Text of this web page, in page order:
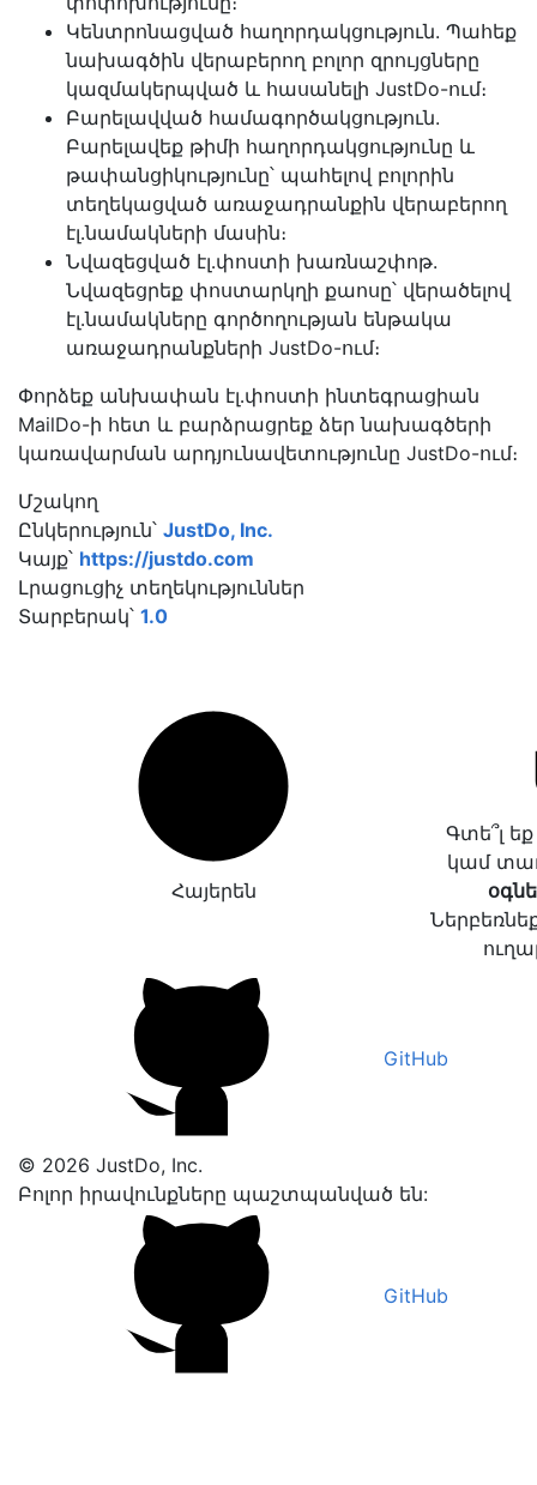
Կենտրոնացված հաղորդակցություն. Պահեք
նախագծին վերաբերող բոլոր զրույցները
կազմակերպված և հասանելի JustDo-ում։
Բարելավված համագործակցություն.
Բարելավեք թիմի հաղորդակցությունը և
թափանցիկությունը՝ պահելով բոլորին
տեղեկացված առաջադրանքին վերաբերող
էլ․նամակների մասին։
Նվազեցված էլ․փոստի խառնաշփոթ.
Նվազեցրեք փոստարկղի քաոսը՝ վերածելով
էլ․նամակները գործողության ենթակա
առաջադրանքների JustDo-ում։
Փորձեք անխափան էլ․փոստի ինտեգրացիան
MailDo-ի հետ և բարձրացրեք ձեր նախագծերի
կառավարման արդյունավետությունը JustDo-ում։
Մշակող
Ընկերություն՝ JustDo, Inc.
Կայք՝ https://justdo.com
Լրացուցիչ տեղեկություններ
Տարբերակ՝ 1.0
Հայերեն
Գտե՞լ
կամ
GitHub
© 2026 JustDo, Inc.
Բոլոր իրավունքները պաշտպանված են:
GitHub